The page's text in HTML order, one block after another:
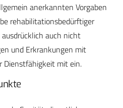
anerkannten Vorgaben
rehabilitationsbedürftiger
auch nicht
und Erkrankungen mit
Dienstfähigkeit mit ein.